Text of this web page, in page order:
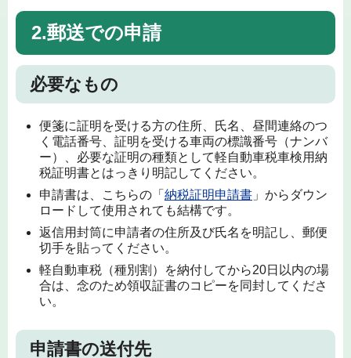
2.郵送での申請
必要なもの
便箋に証明を受ける方の住所、氏名、昼間連絡のつ
く電話番号、証明を受ける車両の標識番号（ナンバ
ー）、必要な証明の種類として軽自動車税車検用納
税証明書とはっきり明記してください。
申請書は、こちらの「 納税証明申請書 」からダウン
ロードして使用されても結構です。
返信用封筒に申請者の住所及び氏名を明記し、郵便
切手を貼ってください。
軽自動車税（種別割）を納付してから20日以内の場
合は、念のため領収証書のコピーを同封してくださ
い。
申請書の送付先